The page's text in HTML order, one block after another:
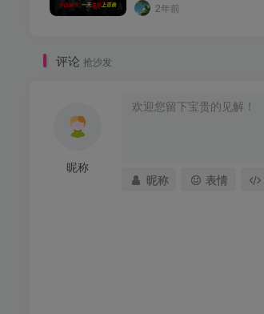
2年前
评论 抢沙发
昵称
昵称 表情